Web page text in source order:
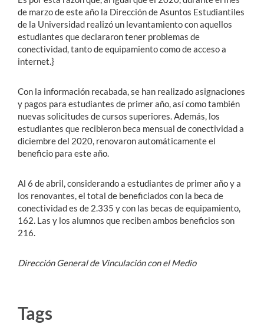
de marzo de este año la Dirección de Asuntos Estudiantiles
de la Universidad realizó un levantamiento con aquellos
estudiantes que declararon tener problemas de
conectividad, tanto de equipamiento como de acceso a
internet.}
Con la información recabada, se han realizado asignaciones
y pagos para estudiantes de primer año, así como también
nuevas solicitudes de cursos superiores. Además, los
estudiantes que recibieron beca mensual de conectividad a
diciembre del 2020, renovaron automáticamente el
beneficio para este año.
Al 6 de abril, considerando a estudiantes de primer año y a
los renovantes, el total de beneficiados con la beca de
conectividad es de 2.335 y con las becas de equipamiento,
162. Las y los alumnos que reciben ambos beneficios son
216.
Dirección General de Vinculación con el Medio
Tags